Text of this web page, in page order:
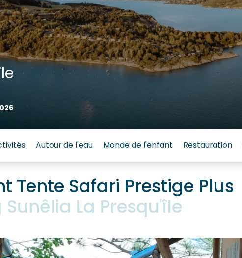
Autour de l'eau Monde de l'enfant Restauration
Tente Safari Prestige Plus
La Presqu'île